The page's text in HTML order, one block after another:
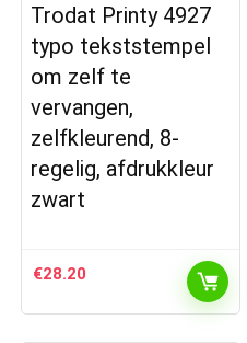
Trodat Printy 4927
typo tekststempel
om zelf te
vervangen,
zelfkleurend, 8-
regelig, afdrukkleur
zwart
€28.20